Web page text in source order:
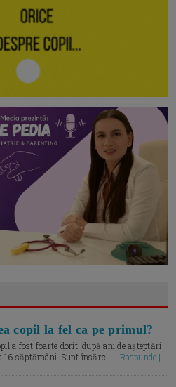
copil la fel ca pe primul?
a fost foarte dorit, după ani de așteptări
16 săptămâni. Sunt însărc... | Raspunde |